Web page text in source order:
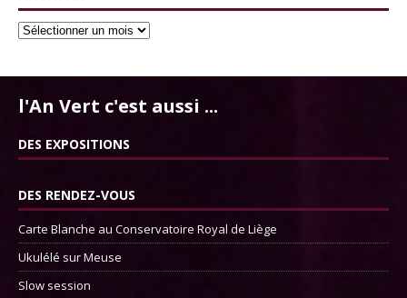
l'An Vert c'est aussi ...
DES EXPOSITIONS
DES RENDEZ-VOUS
Carte Blanche au Conservatoire Royal de Liège
Ukulélé sur Meuse
Slow session